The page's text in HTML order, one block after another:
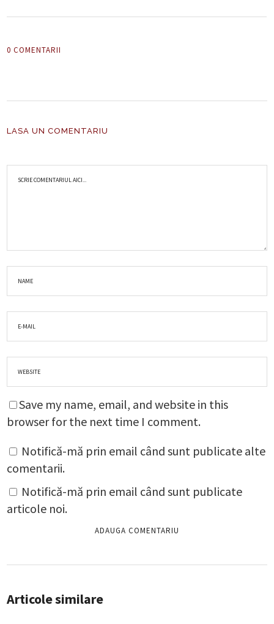
0 COMENTARII
LASA UN COMENTARIU
Save my name, email, and website in this
browser for the next time I comment.
Notifică-mă prin email când sunt publicate alte
comentarii.
Notifică-mă prin email când sunt publicate
articole noi.
Articole similare